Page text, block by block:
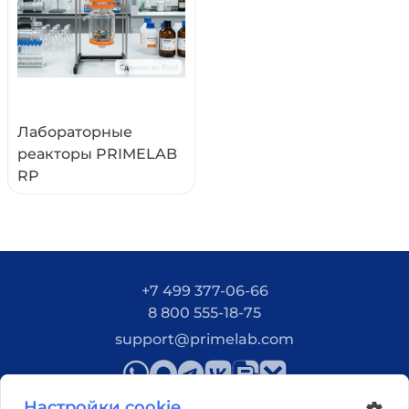
Полный контроль процессов
регулирование температуры (-20...+200°C),
давления, скорости перемешивания (20-3000
Цифровая автоматизация
"Контрольный центр" позволяет управлять
сценарии экспериментов, автоматически
-20°C для криоконсервации и
низкотемпературных испытаний, а также
нагрев до +100°C (опция до +200°C)
Объемный реактор 10 литров
боросиликатное стекло, 6 шлифов для
подключения оборудования, рубашка для
Лабораторные
реакторы PRIMELAB
RP
+7 499 377-06-66
8 800 555-18-75
support@primelab.com